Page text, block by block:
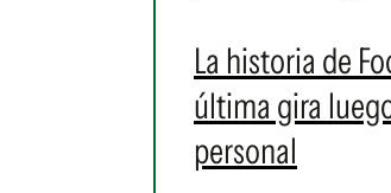
La historia de
última gira
personal